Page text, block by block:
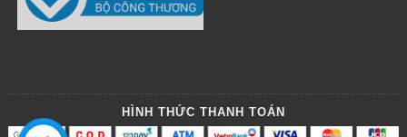
HÌNH THỨC THANH TOÁN